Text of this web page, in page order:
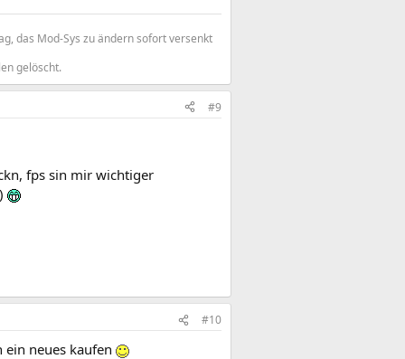
das Mod-Sys zu ändern sofort versenkt
gelöscht.
#9
fps sin mir wichtiger
#10
neues kaufen